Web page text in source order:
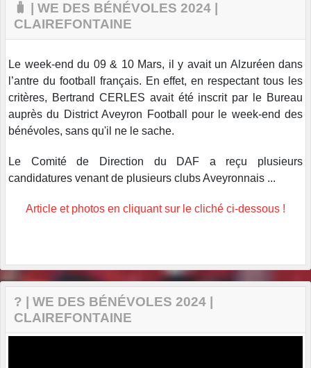
🧳 | WE DES BÉNÉVOLES 2024 |
CLAIREFONTAINE
Le week-end du 09 & 10 Mars, il y avait un Alzuréen dans
l’antre du football français. En effet, en respectant tous les
critères, Bertrand CERLES avait été inscrit par le Bureau
auprès du District Aveyron Football pour le week-end des
bénévoles, sans qu'il ne le sache.
Le Comité de Direction du DAF a reçu plusieurs
candidatures venant de plusieurs clubs Aveyronnais ...
Article et photos en cliquant sur le cliché ci-dessous !
? | WE DES BÉNÉVOLES 2024 |
CLAIREFONTAINE